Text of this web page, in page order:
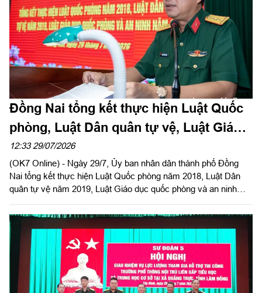
Đồng Nai tổng kết thực hiện Luật Quốc
phòng, Luật Dân quân tự vệ, Luật Giáo
dục quốc phòng và an ninh
12:33 29/07/2026
(OK7 Online) - Ngày 29/7, Ủy ban nhân dân thành phố Đồng
Nai tổng kết thực hiện Luật Quốc phòng năm 2018, Luật Dân
quân tự vệ năm 2019, Luật Giáo dục quốc phòng và an ninh
lệnh Quân khu dự, phát biểu chỉ đạo. Đại tá Võ Thành Danh, Ủy
viên Ban Thường vụ Thành ủy, Chỉ huy trưởng Bộ Chỉ huy
Quân sự thành phố Đồng Nai chủ trì hội nghị.